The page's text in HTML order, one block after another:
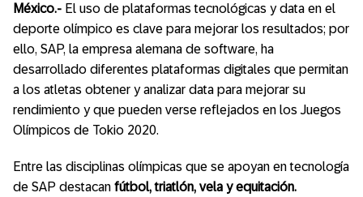
México.- El uso de plataformas tecnológicas y data en el
deporte olímpico es clave para mejorar los resultados; por
ello, SAP, la empresa alemana de software, ha
desarrollado diferentes plataformas digitales que permitan
a los atletas obtener y analizar data para mejorar su
rendimiento y que pueden verse reflejados en los Juegos
Olímpicos de Tokio 2020.
Entre las disciplinas olímpicas que se apoyan en tecnología
de SAP destacan fútbol, triatlón, vela y equitación.